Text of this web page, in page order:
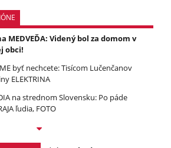
MEDVEĎA: Videný bol za domom v
obci!
byť nechcete: Tisícom Lučenčanov
ELEKTRINA
na strednom Slovensku: Po páde
ľudia, FOTO